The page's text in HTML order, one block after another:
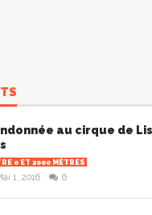
au cirque de Lis
0 ET 2000 MÈTRES
1, 2016 6